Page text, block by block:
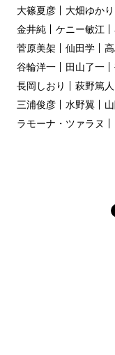
大篠夏彦
大畑ゆかり
金井純
ケニー敏江
菅原美架
仙田学
谷輪洋一
田山了一
長岡しおり
萩野篤人
三浦俊彦
水野翼
ラモーナ・ツァラヌ